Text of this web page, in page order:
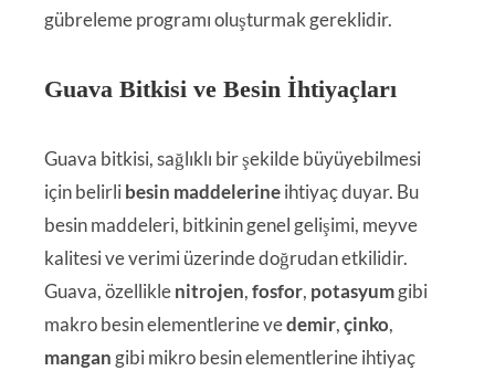
gübreleme programı oluşturmak gereklidir.
Guava Bitkisi ve Besin İhtiyaçları
Guava bitkisi, sağlıklı bir şekilde büyüyebilmesi
için belirlibesin maddelerineihtiyaç duyar. Bu
besin maddeleri, bitkinin genel gelişimi, meyve
kalitesi ve verimi üzerinde doğrudan etkilidir.
Guava, özelliklenitrojen,fosfor, potasyumgibi
makro besin elementlerine vedemir,çinko,
mangangibi mikro besin elementlerine ihtiyaç